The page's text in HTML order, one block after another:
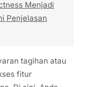
Menjadi
Penjelasan
tagihan atau
fitur